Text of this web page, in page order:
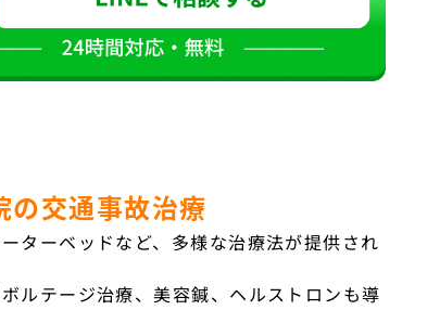
の交通事故治療
ターベッドなど、多様な治療法が提供され
ルテージ治療、美容鍼、ヘルストロンも導